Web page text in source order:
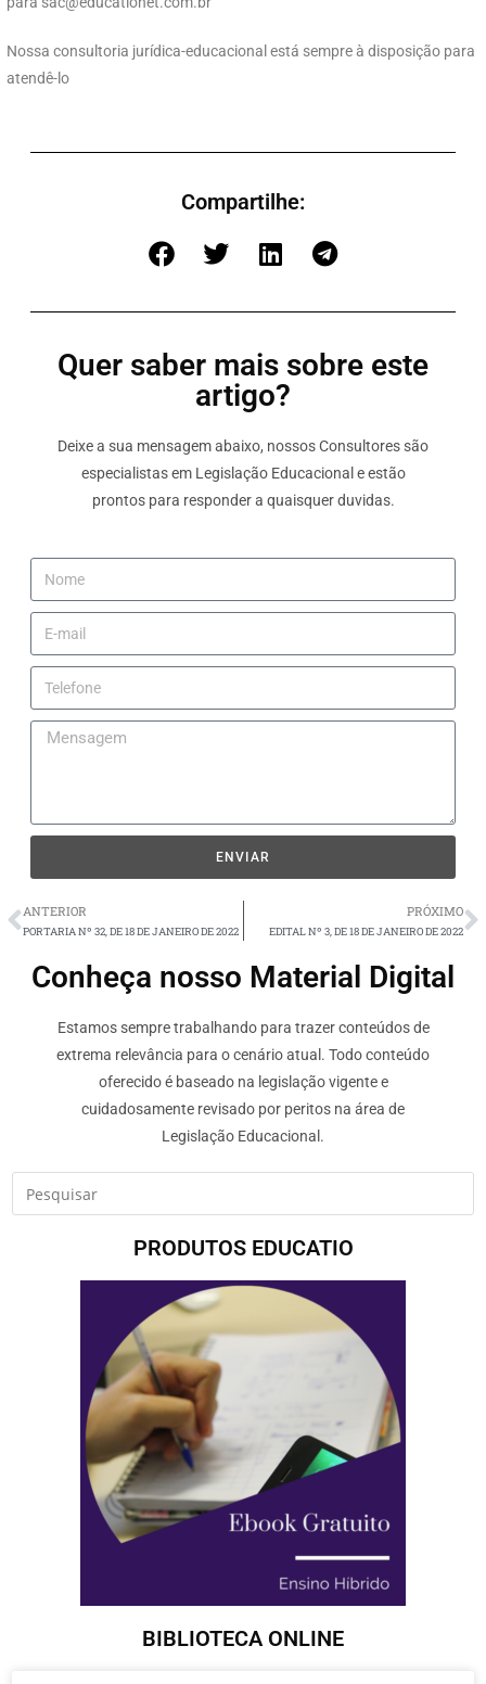
Nossa consultoria jurídica-educacional está sempre à disposição para
atendê-lo
Compartilhe:
Quer saber mais sobre este
artigo?
Deixe a sua mensagem abaixo, nossos Consultores são
especialistas em Legislação Educacional e estão
prontos para responder a quaisquer duvidas.
ENVIAR
ANTERIOR
PORTARIA Nº 32, DE 18 DE JANEIRO DE 2022
PRÓXIMO
EDITAL Nº 3, DE 18 DE JANEIRO DE 2022
Conheça nosso Material Digital
Estamos sempre trabalhando para trazer conteúdos de
extrema relevância para o cenário atual. Todo conteúdo
oferecido é baseado na legislação vigente e
cuidadosamente revisado por peritos na área de
Legislação Educacional.
PRODUTOS EDUCATIO
BIBLIOTECA ONLINE